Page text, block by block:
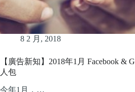
8 2 月, 2018
【廣告新知】2018年1月 Facebook &
人包
今年1月，…